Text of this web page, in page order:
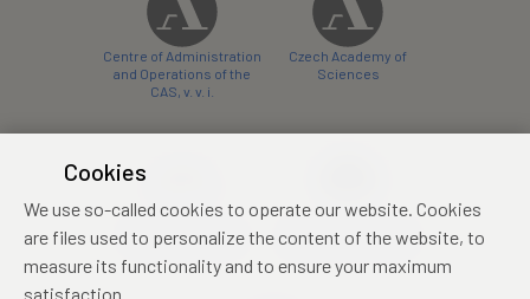
Centre of Administration
and Operations of the
CAS, v. v. i.
Czech Academy of
Sciences
conference centre
konferenční centrum
Cookies
We use so-called cookies to operate our website. Cookies
are files used to personalize the content of the website, to
measure its functionality and to ensure your maximum
satisfaction.